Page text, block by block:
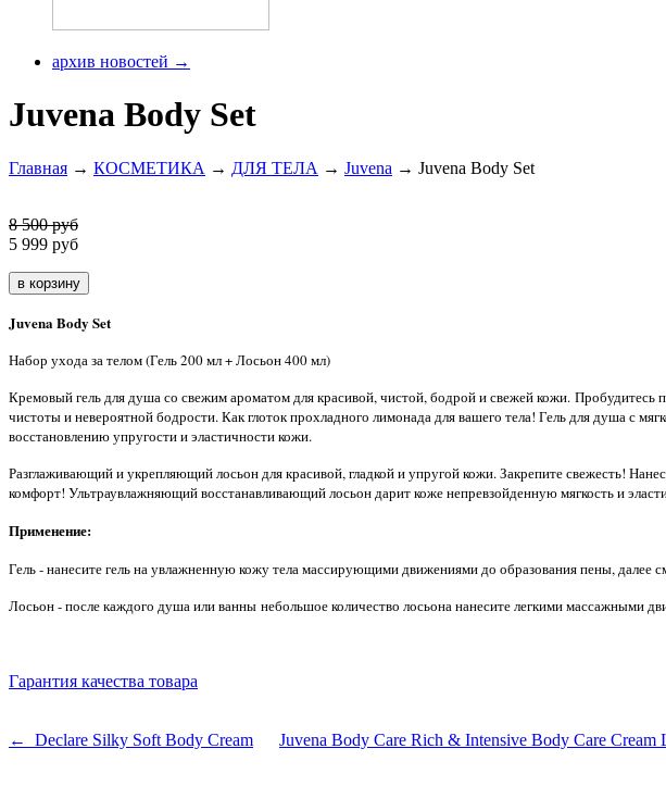
архив новостей →
Juvena Body Set
Главная → КОСМЕТИКА → ДЛЯ ТЕЛА → Juvena → Juvena Body Set
8 500 руб
5 999 руб
Juvena Body Set
Набор ухода за телом (Гель 200 мл + Лосьон 400 мл)
Кремовый гель для душа со свежим ароматом для красивой, чистой, бодрой и свежей кожи.
чистоты и невероятной бодрости. Как глоток прохладного лимонада для вашего тела! Гель для душа с
восстановлению упругости и эластичности кожи.
Разглаживающий и укрепляющий лосьон для красивой, гладкой и упругой кожи. Закрепите свежесть!
комфорт! Ультраувлажняющий восстанавливающий лосьон дарит коже непревзойденную мягкость и
Применение:
Гель - нанесите гель на увлажненную кожу тела массирующими движениями до образования пены, далее
Лосьон -после каждого душа или ванны небольшое количество лосьона нанесите легкими массажными
Гарантия качества товара
← Declare Silky Soft Body Cream Juvena Body Care Rich & Intensive Body Care